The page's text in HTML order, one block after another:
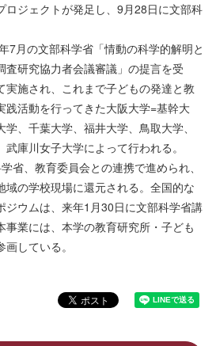
ロジェクトが発足し、9月28日に文部科
7月の文部科学省「情動の科学的解明と
査研究協力者会議審議」の提言を受
実施され、これまで子どもの発達と教
践活動を行ってきた大阪大学=基幹大
、千葉大学、福井大学、鳥取大学、
庫川女子大学によって行われる。
省、教育委員会との連携で進められ、
域の学校現場に還元される。全国的な
ジウムは、来年1月30日に文部科学省講
業には、本学の教育研究所・子ども
している。